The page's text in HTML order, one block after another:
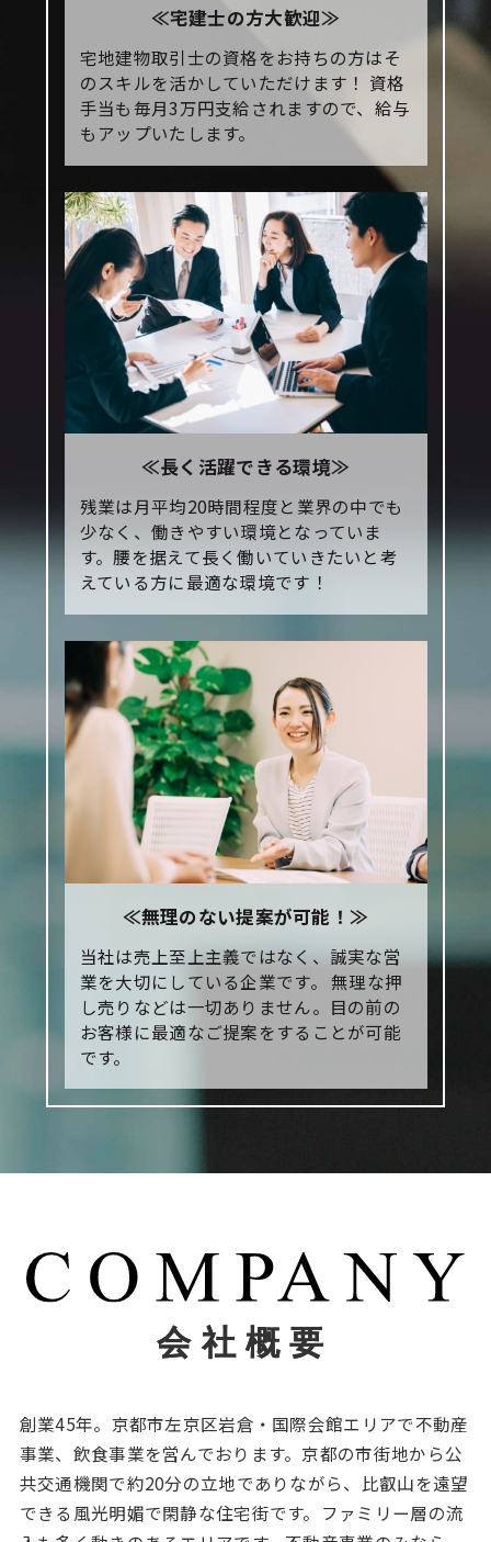
≪宅建士の方大歓迎≫
宅地建物取引士の資格をお持ちの方はそ
のスキルを活かしていただけます！ 資格
手当も毎月3万円支給されますので、給与
もアップいたします。
≪長く活躍できる環境≫
残業は月平均20時間程度と業界の中でも
少なく、働きやすい環境となっていま
す。腰を据えて長く働いていきたいと考
えている方に最適な環境です！
≪無理のない提案が可能！≫
当社は売上至上主義ではなく、誠実な営
業を大切にしている企業です。 無理な押
し売りなどは一切ありません。目の前の
お客様に最適なご提案をすることが可能
です。
会社概要
創業45年。京都市左京区岩倉・国際会館エリアで不動産
事業、飲食事業を営んでおります。京都の市街地から公
共交通機関で約20分の立地でありながら、比叡山を遠望
できる風光明媚で閑静な住宅街です。ファミリー層の流